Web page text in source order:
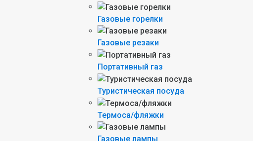
Газовые горелки
Газовые резаки
Портативный газ
Туристическая посуда
Термоса/фляжки
Газовые лампы